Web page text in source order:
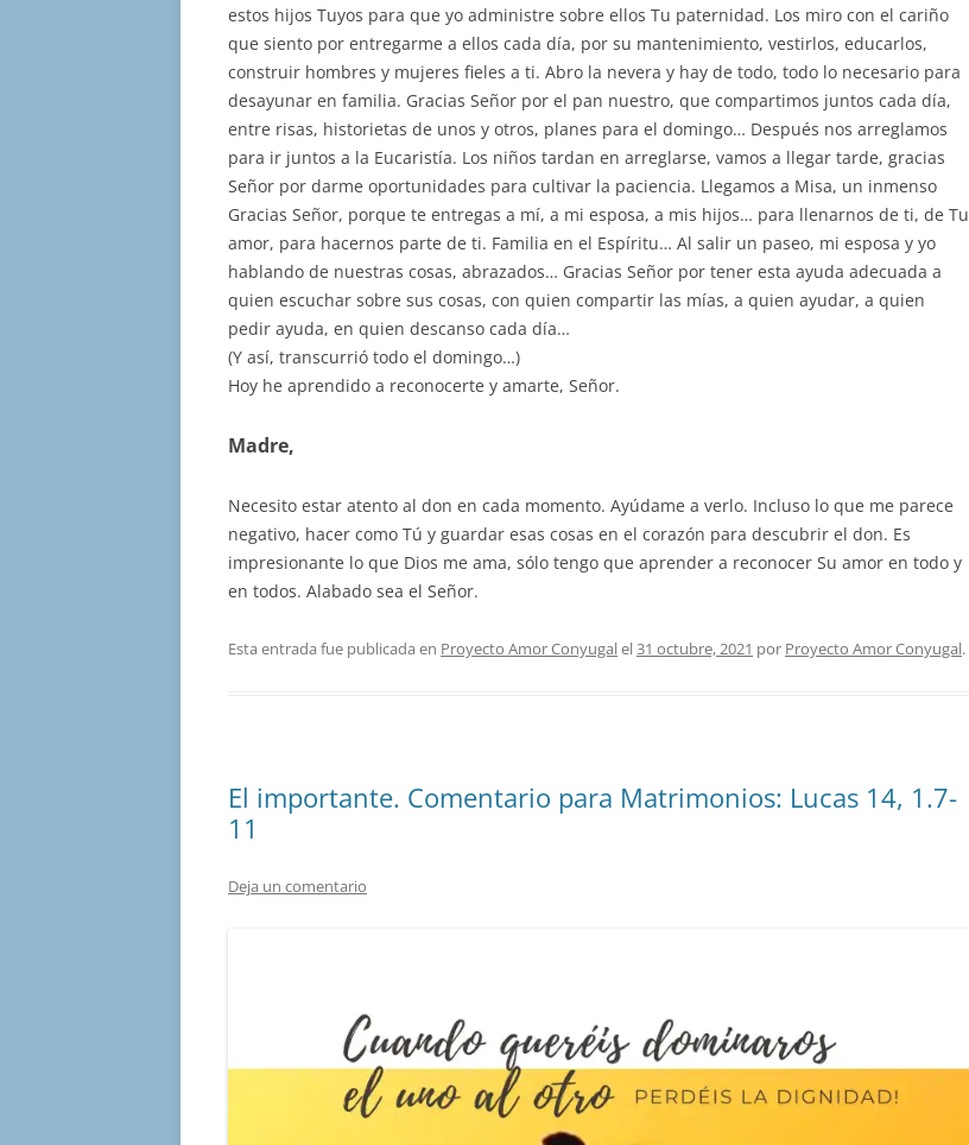
estos hijos Tuyos para que yo administre sobre ellos Tu paternidad. Los miro con el cariño
que siento por entregarme a ellos cada día, por su mantenimiento, vestirlos, educarlos,
construir hombres y mujeres fieles a ti. Abro la nevera y hay de todo, todo lo necesario para
desayunar en familia. Gracias Señor por el pan nuestro, que compartimos juntos cada día,
entre risas, historietas de unos y otros, planes para el domingo… Después nos arreglamos
para ir juntos a la Eucaristía. Los niños tardan en arreglarse, vamos a llegar tarde, gracias
Señor por darme oportunidades para cultivar la paciencia. Llegamos a Misa, un inmenso
Gracias Señor, porque te entregas a mí, a mi esposa, a mis hijos… para llenarnos de ti, de Tu
amor, para hacernos parte de ti. Familia en el Espíritu… Al salir un paseo, mi esposa y yo
hablando de nuestras cosas, abrazados… Gracias Señor por tener esta ayuda adecuada a
quien escuchar sobre sus cosas, con quien compartir las mías, a quien ayudar, a quien
pedir ayuda, en quien descanso cada día…
(Y así, transcurrió todo el domingo…)
Hoy he aprendido a reconocerte y amarte, Señor.
Madre,
Necesito estar atento al don en cada momento. Ayúdame a verlo. Incluso lo que me parece
negativo, hacer como Tú y guardar esas cosas en el corazón para descubrir el don. Es
impresionante lo que Dios me ama, sólo tengo que aprender a reconocer Su amor en todo y
en todos. Alabado sea el Señor.
Esta entrada fue publicada en Proyecto Amor Conyugalel31 octubre, 2021 por Proyecto Amor Conyugal.
El importante. Comentario para Matrimonios: Lucas 14, 1.7-
11
Deja un comentario